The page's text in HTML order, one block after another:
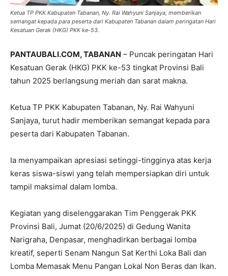
Ketua TP PKK Kabupaten Tabanan, Ny. Rai Wahyuni Sanjaya, memberikan
semangat kepada para peserta dari Kabupaten Tabanan dalam peringatan Hari
Kesatuan Gerak (HKG) PKK ke-53.
PANTAUBALI.COM, TABANAN – Puncak peringatan Hari
Kesatuan Gerak (HKG) PKK ke-53 tingkat Provinsi Bali
tahun 2025 berlangsung meriah dan sarat makna.
Ketua TP PKK Kabupaten Tabanan, Ny. Rai Wahyuni
Sanjaya, turut hadir memberikan semangat kepada para
peserta dari Kabupaten Tabanan.
Ia menyampaikan apresiasi setinggi-tingginya atas kerja
keras siswa-siswi yang telah mempersiapkan diri untuk
tampil maksimal dalam lomba.
Kegiatan yang diselenggarakan Tim Penggerak PKK
Provinsi Bali, Jumat (20/6/2025) di Gedung Wanita
Narigraha, Denpasar, menghadirkan berbagai lomba
kreatif, seperti Senam Nangun Sat Kerthi Loka Bali dan
Lomba Memasak Menu Pangan Lokal Non Beras dan Ikan.